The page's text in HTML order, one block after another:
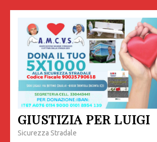
contenuto
(premi
invio)
GIUSTIZIA PER LUIGI
Sicurezza Stradale